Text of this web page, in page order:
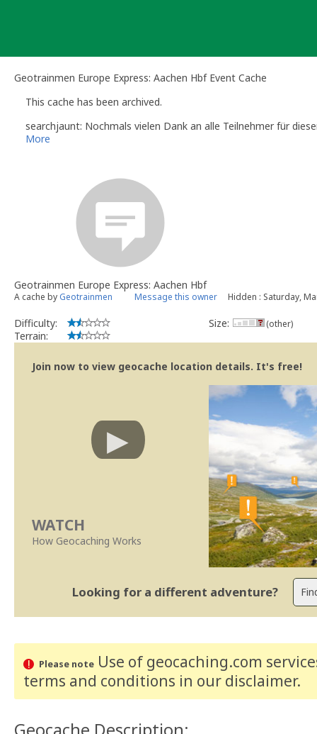
Geotrainmen Europe Express: Aachen Hbf Event Cache
This cache has been archived.
searchjaunt: Nochmals vielen Dank an alle Teilnehmer für
More
Geotrainmen Europe Express: Aachen Hbf
A cache by Geotrainmen Message this owner Hidden : Saturday,
Difficulty:
Terrain:
Size: (other)
Join now to view geocache location details. It's free!
WATCH
How Geocaching Works
Looking for a different adventure?
Please noteUse of geocaching.com
terms and conditions in our disclaimer.